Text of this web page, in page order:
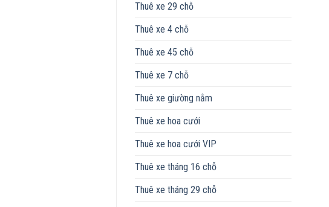
Thuê xe 29 chỗ
Thuê xe 4 chỗ
Thuê xe 45 chỗ
Thuê xe 7 chỗ
Thuê xe giường nằm
Thuê xe hoa cưới
Thuê xe hoa cưới VIP
Thuê xe tháng 16 chỗ
Thuê xe tháng 29 chỗ